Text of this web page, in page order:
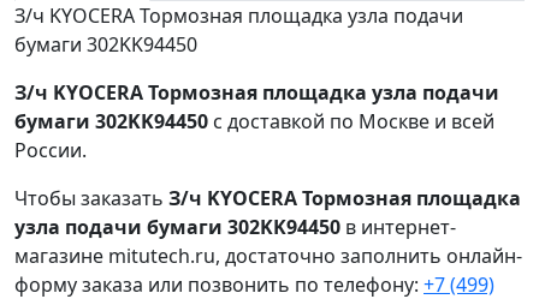
З/ч KYOCERA Тормозная площадка узла подачи
бумаги 302KK94450
З/ч KYOCERA Тормозная площадка узла подачи
бумаги 302KK94450 с доставкой по Москве и всей
России.
Чтобы заказать З/ч KYOCERA Тормозная площадка
узла подачи бумаги 302KK94450 в интернет-
магазине mitutech.ru, достаточно заполнить онлайн-
форму заказа или позвонить по телефону: +7 (499)